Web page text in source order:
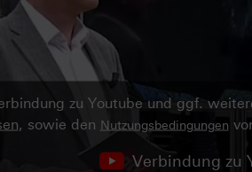
zu Youtube und ggf.
, sowie den Nutzungsbedingungen
Verbindung zu